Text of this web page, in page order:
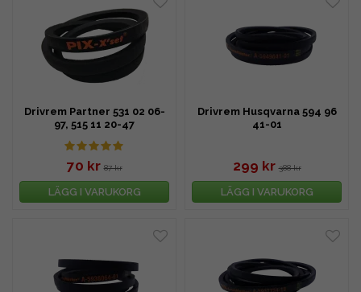
Drivrem Partner 531 02 06-
97, 515 11 20-47
70 kr 87 kr
LÄGG I VARUKORG
Drivrem Husqvarna 594 96
41-01
299 kr 388 kr
LÄGG I VARUKORG